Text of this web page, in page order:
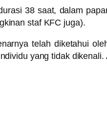
38 saat, dalam
staf KFC juga).
telah diketahui
yang tidak